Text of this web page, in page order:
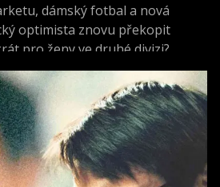
dámský fotbal a nová
optimista znovu překopit
pro ženy ve druhé divizi?